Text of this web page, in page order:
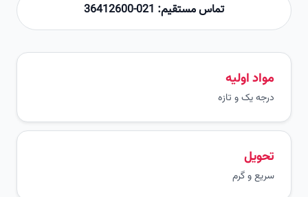
تماس مستقیم: 021-36412600
مواد اولیه
درجه یک و تازه
سریع و گرم